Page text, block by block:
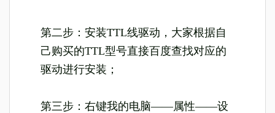
第二步：安装TTL线驱动，大家根据自
己购买的TTL型号直接百度查找对应的
驱动进行安装；
第三步：右键我的电脑——属性——设